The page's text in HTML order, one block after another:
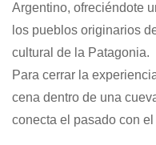
Argentino, ofreciéndote
los pueblos originarios
cultural de la Patagonia.
Para cerrar la
cena dentro de una
conecta el pasado con el